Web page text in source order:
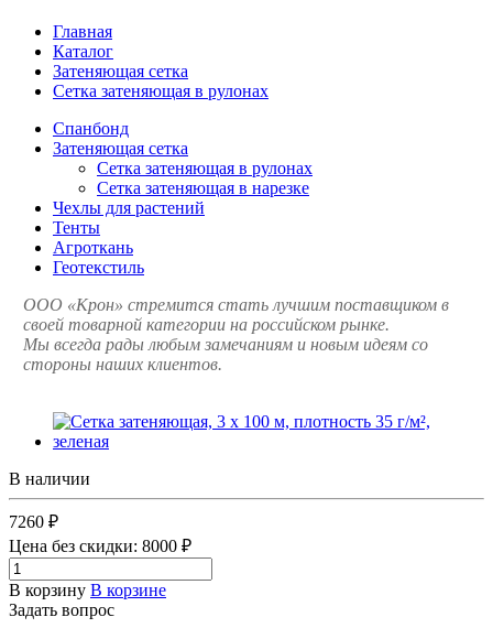
Главная
Каталог
Затеняющая сетка
Сетка затеняющая в рулонах
Спанбонд
Затеняющая сетка
Сетка затеняющая в рулонах
Сетка затеняющая в нарезке
Чехлы для растений
Тенты
Агроткань
Геотекстиль
ООО «Крон» стремится стать лучшим поставщиком в
своей товарной категории на российском рынке.
Мы всегда рады любым замечаниям и новым идеям со
стороны наших клиентов.
В наличии
7260 ₽
Цена без скидки: 8000 ₽
В корзину В корзине
Задать вопрос